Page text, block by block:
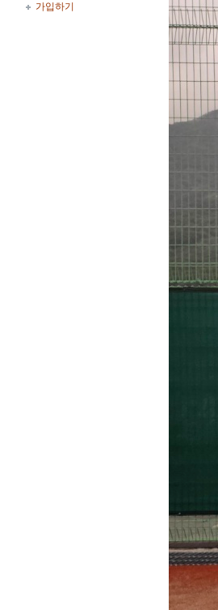
가입하기